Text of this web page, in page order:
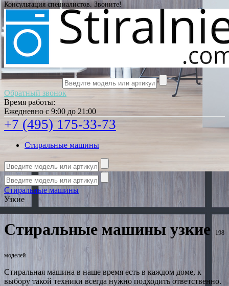
Консультация специалистов. Звоните!
Обратный звонок
Время работы:
Ежедневно с 9:00 до 21:00
+7 (495) 175-33-73
Стиральные машины
Стиральные машины
Узкие
Стиральные машины узкие 198
моделей
Стиральная машина в наше время есть в каждом доме, к
выбору такой техники всегда нужно подходить ответственно.